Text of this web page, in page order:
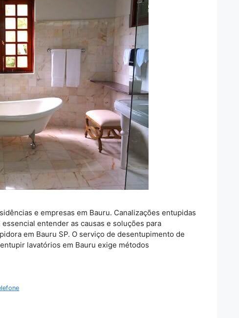
e empresas em Bauru. Canalizações entupidas
entender as causas e soluções para
em Bauru SP. O serviço de desentupimento de
lavatórios em Bauru exige métodos